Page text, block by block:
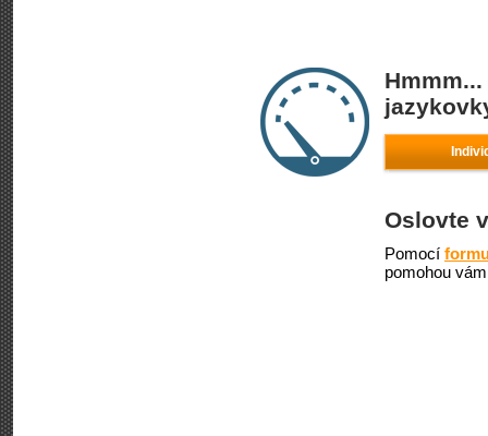
Oslovte
Pomocí
pomohou